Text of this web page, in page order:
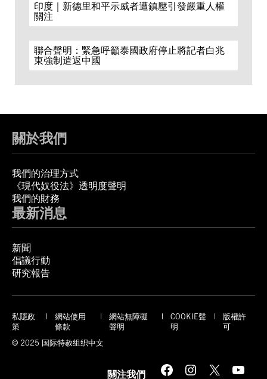
印度｜新德里和平示威者遭鎮壓引發嚴重人權
關注
聯合聲明：緊急呼籲泰國政府停止將記者白兆
東強制遣返中國
關於我們
我們的治理方式
《現代奴役法》透明度聲明
我們的財務
最新消息
新聞
倡議行動
研究報告
私隱政
策
網站使用
條款
網站無障礙
聲明
COOKIE聲
明
版權許
可
© 2025 国际特赦组织中文
關注我們 Facebook Instagram X YouTube